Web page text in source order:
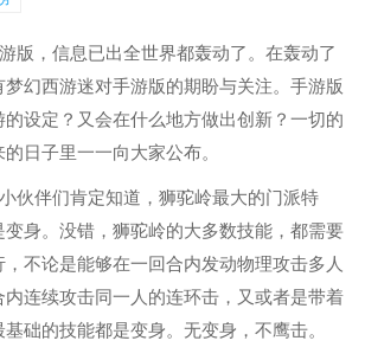
版，信息已出全世界都轰动了。在轰动了
幻西游迷对手游版的期盼与关注。手游版
设定？又会在什么地方做出创新？一切的
日子里一一向大家公布。
伙伴们肯定知道，狮驼岭最大的门派特
身。没错，狮驼岭的大多数技能，都需要
不论是能够在一回合内发动物理攻击多人
连续攻击同一人的连环击，又或者是带着
础的技能都是变身。无变身，不鹰击。